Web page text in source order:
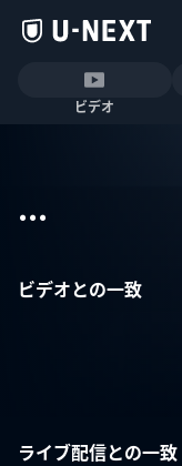
ビデオ
...
ビデオとの一致
ライブ配信との一致